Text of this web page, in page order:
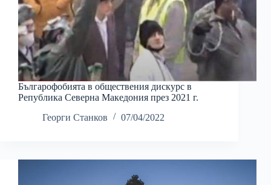
Българофобията в обществения дискурс в
Република Северна Македония през 2021 г.
Георги Станков
07/04/2022